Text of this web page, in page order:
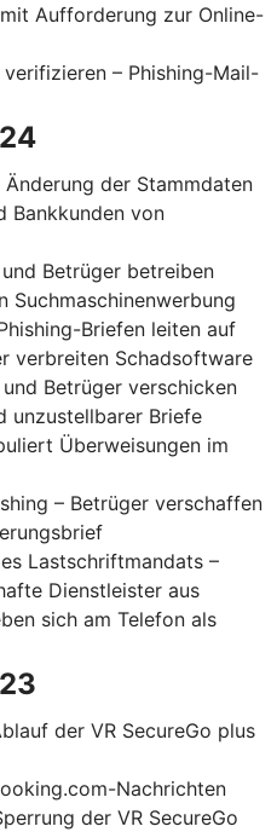
Aufforderung zur Online-
– Phishing-Mail-
Änderung der Stammdaten
Bankkunden von
und Betrüger betreiben
Suchmaschinenwerbung
Briefen leiten auf
verbreiten Schadsoftware
und Betrüger verschicken
unzustellbarer Briefe
Überweisungen im
– Betrüger verschaffen
Lastschriftmandats –
Dienstleister aus
sich am Telefon als
der VR SecureGo plus
Nachrichten
der VR SecureGo